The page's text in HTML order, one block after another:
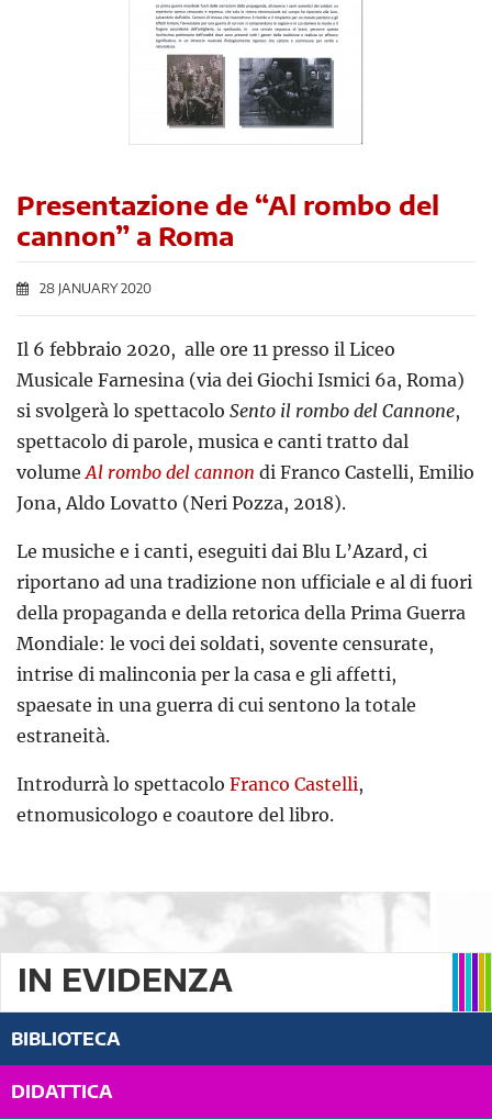
Presentazione de “Al rombo del
cannon” a Roma
28 JANUARY 2020
Il 6 febbraio 2020, alle ore 11 presso il Liceo
Musicale Farnesina (via dei Giochi Ismici 6a, Roma)
si svolgerà lo spettacolo Sento il rombo del Cannone,
spettacolo di parole, musica e canti tratto dal
volumeAl rombo del cannon di Franco Castelli, Emilio
Jona, Aldo Lovatto (Neri Pozza, 2018).
Le musiche e i canti, eseguiti dai Blu L’Azard, ci
riportano ad una tradizione non ufficiale e al di fuori
della propaganda e della retorica della Prima Guerra
Mondiale: le voci dei soldati, sovente censurate,
intrise di malinconia per la casa e gli affetti,
spaesate in una guerra di cui sentono la totale
estraneità.
Introdurrà lo spettacolo Franco Castelli,
etnomusicologo e coautore del libro.
IN EVIDENZA
BIBLIOTECA
DIDATTICA